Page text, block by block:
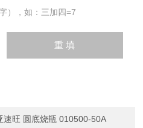
），如：三加四=7
速旺 圆底烧瓶 010500-50A